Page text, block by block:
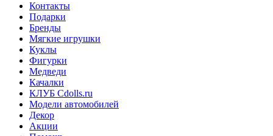
Контакты
Подарки
Бренды
Мягкие игрушки
Куклы
Фигурки
Медведи
Качалки
КЛУБ Cdolls.ru
Модели автомобилей
Декор
Акции